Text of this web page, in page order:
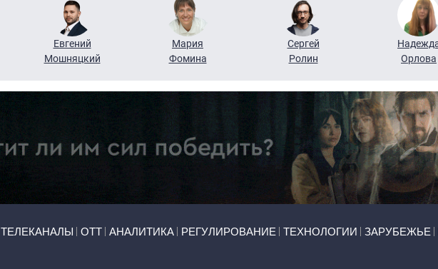
Евгений
Мошняцкий
Мария
Фомина
Сергей
Ролин
Орлова
ТЕЛЕКАНАЛЫ ОТТ АНАЛИТИКА РЕГУЛИРОВАНИЕ ТЕХНОЛОГИИ ЗАРУБЕЖЬЕ